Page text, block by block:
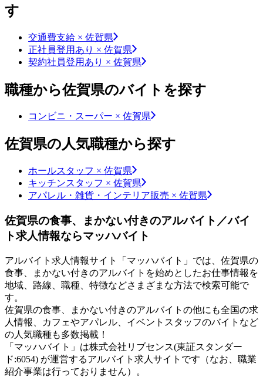
す
交通費支給 × 佐賀県
正社員登用あり × 佐賀県
契約社員登用あり × 佐賀県
職種から佐賀県のバイトを探す
コンビニ・スーパー × 佐賀県
佐賀県の人気職種から探す
ホールスタッフ × 佐賀県
キッチンスタッフ × 佐賀県
アパレル・雑貨・インテリア販売 × 佐賀県
佐賀県の食事、まかない付きのアルバイト／バイ
ト求人情報ならマッハバイト
アルバイト求人情報サイト「マッハバイト」では、佐賀県の
食事、まかない付きのアルバイトを始めとしたお仕事情報を
地域、路線、職種、特徴などさまざまな方法で検索可能で
す。
佐賀県の食事、まかない付きのアルバイトの他にも全国の求
人情報、カフェやアパレル、イベントスタッフのバイトなど
の人気職種も多数掲載！
「マッハバイト」は株式会社リブセンス(東証スタンダー
ド:6054) が運営するアルバイト求人サイトです（なお、職業
紹介事業は行っておりません）。